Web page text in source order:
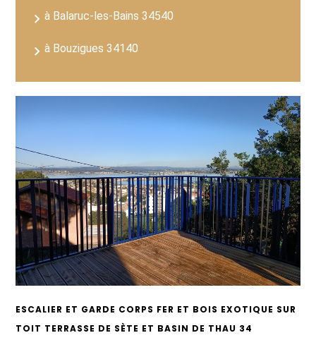
à Balaruc-les-Bains 34540
à Bouzigues 34140
ESCALIER ET GARDE CORPS FER ET BOIS EXOTIQUE SUR
TOIT TERRASSE DE SÈTE ET BASIN DE THAU 34